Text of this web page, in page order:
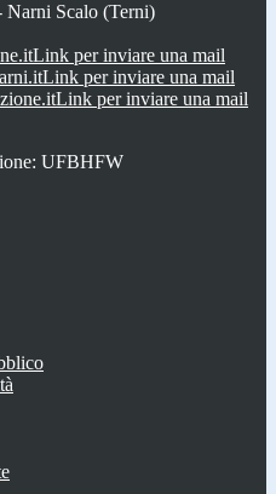
Narni Scalo (Terni)
Link per inviare una mail
Link per inviare una mail
Link per inviare una mail
UFBHFW